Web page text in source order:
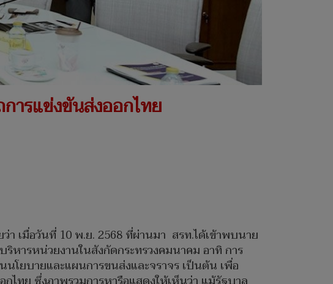
ารแข่งขันส่งออกไทย
า เมื่อวันที่ 10 พ.ย. 2568 ที่ผ่านมา สรท.ได้เข้าพบนาย
ารหน่วยงานในสังกัดกระทรวงคมนาคม อาทิ การ
นโยบายและแผนการขนส่งและจราจร เป็นต้น เพื่อ